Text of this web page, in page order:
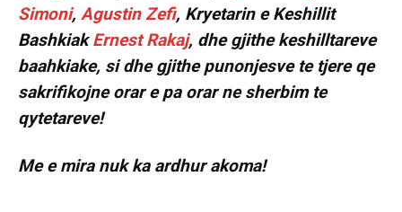
Simoni, Agustin Zefi, Kryetarin e Keshillit
BashkiakErnest Rakaj, dhe gjithe keshilltareve
baahkiake, si dhe gjithe punonjesve te tjere qe
sakrifikojne orar e pa orar ne sherbim te
qytetareve!
Me e mira nuk ka ardhur akoma!